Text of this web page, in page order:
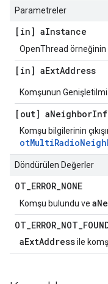
Parametreler
[in] aInstance
OpenThread örneğinin
[in] aExtAddress
Komşunun
[out] aNeighbor
Komşu bilgilerinin
Döndürülen Değerler
OT_ERROR_NONE
Komşu bulundu ve
OT_ERROR_NOT_
aExtAddressile